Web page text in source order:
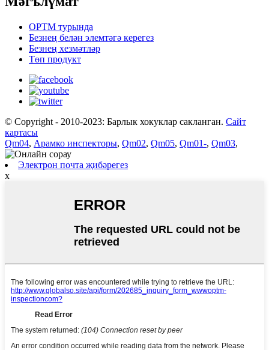
OPTM турында
Безнең белән элемтәгә керегез
Безнең хезмәтләр
Төп продукт
© Copyright - 2010-2023: Барлык хокуклар сакланган. Сайт
картасы
Qm04, Арамко инспекторы, Qm02, Qm05, Qm01-, Qm03,
Электрон почта җибәрегез
x